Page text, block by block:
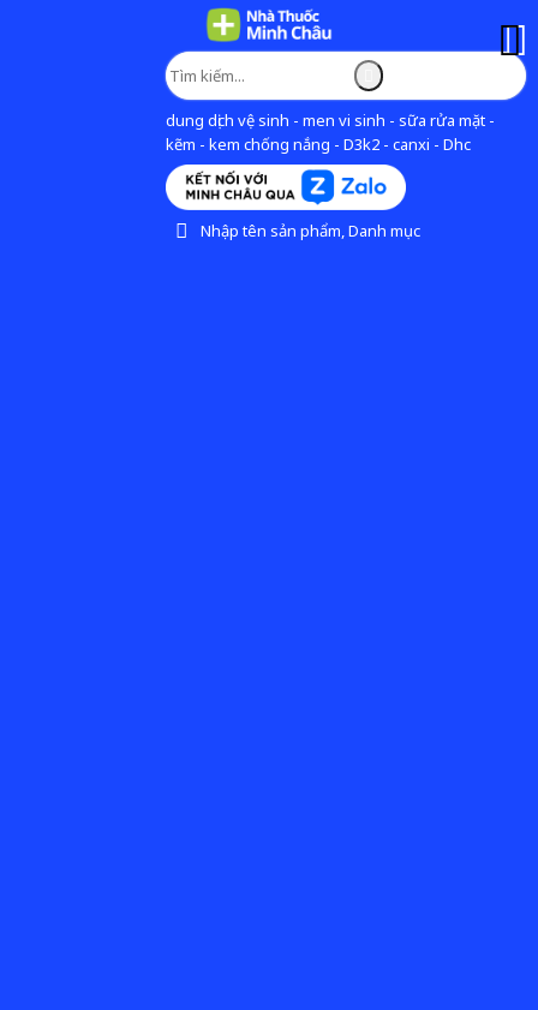
dung dịch vệ sinh - men vi sinh - sữa rửa mặt -
kẽm - kem chống nắng - D3k2 - canxi - Dhc
Nhập tên sản phẩm, Danh mục